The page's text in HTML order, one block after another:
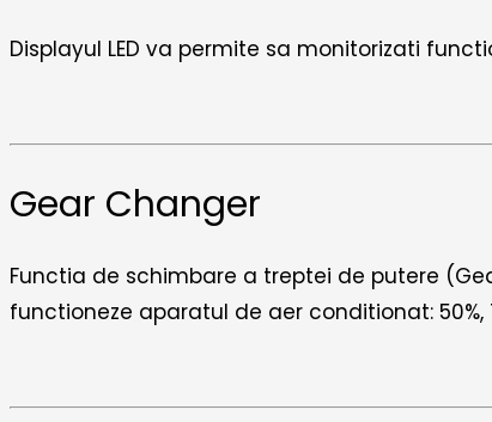
Displayul LED va permite sa monitorizati
Gear Changer
Functia de schimbare a treptei de putere
functioneze aparatul de aer conditionat: